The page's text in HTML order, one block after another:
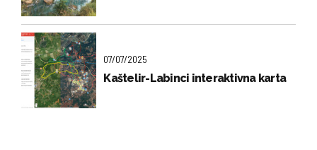
07/07/2025
Kaštelir-Labinci interaktivna karta